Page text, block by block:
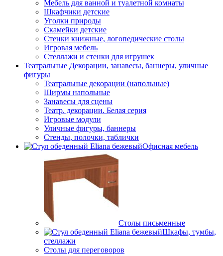
Мебель для ванной и туалетной комнаты
Шкафчики детские
Уголки природы
Скамейки детские
Стенки книжные, логопедические столы
Игровая мебель
Стеллажи и стенки для игрушек
Театральные Декорации, занавесы, баннеры, уличные
фигуры
Театральные декорации (напольные)
Ширмы напольные
Занавесы для сцены
Театр. декорации. Белая серия
Игровые модули
Уличные фигуры, баннеры
Стенды, полочки, таблички
Офисная мебель
Столы письменные
Шкафы, тумбы,
стеллажи
Столы для переговоров